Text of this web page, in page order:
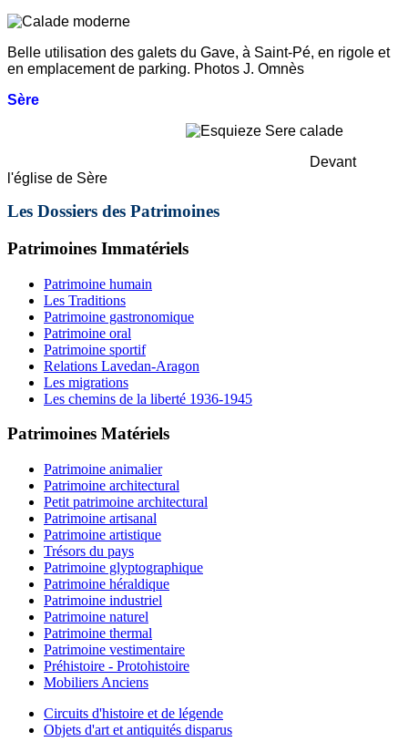
Belle utilisation des galets du Gave, à Saint-Pé, en rigole et
en emplacement de parking. Photos J. Omnès
Sère
Devant
l'église de Sère
Les Dossiers des Patrimoines
Patrimoines Immatériels
Patrimoine humain
Les Traditions
Patrimoine gastronomique
Patrimoine oral
Patrimoine sportif
Relations Lavedan-Aragon
Les migrations
Les chemins de la liberté 1936-1945
Patrimoines Matériels
Patrimoine animalier
Patrimoine architectural
Petit patrimoine architectural
Patrimoine artisanal
Patrimoine artistique
Trésors du pays
Patrimoine glyptographique
Patrimoine héraldique
Patrimoine industriel
Patrimoine naturel
Patrimoine thermal
Patrimoine vestimentaire
Préhistoire - Protohistoire
Mobiliers Anciens
Circuits d'histoire et de légende
Objets d'art et antiquités disparus